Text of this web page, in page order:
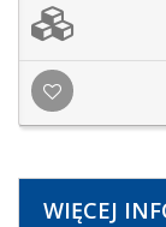
WIĘCEJ